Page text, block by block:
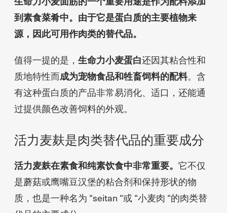
到素食菜肴中。由于它是蛋白质的主要植物来
源，因此可用作肉类的替代品。
值得一提的是， 生命力小麦蛋白还因其粘合性和
质地特性而成为宠物食品和牲畜饲料的配料。含
有这种蛋白质的产品非常易消化、适口，还能通
过提供颜色改善饲料的外观。
活力麦麸是肉类替代品的重要成分
活力麦麸在素食和纯素饮食中非常重要。 它不仅
是蘑菇或鹰嘴豆汉堡的粘合剂和保持形状的物
质，也是一种名为 “seitan “或 “小麦肉 “的肉类替